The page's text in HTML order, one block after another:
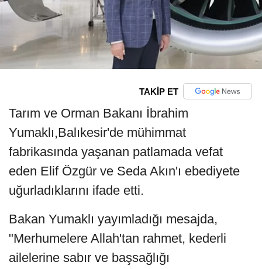
TAKİP ET
Tarım ve Orman Bakanı İbrahim
Yumaklı,Balıkesir'de mühimmat
fabrikasında yaşanan patlamada vefat
eden Elif Özgür ve Seda Akın'ı ebediyete
uğurladıklarını ifade etti.
Bakan Yumaklı yayımladığı mesajda,
"Merhumelere Allah'tan rahmet, kederli
ailelerine sabır ve başsağlığı